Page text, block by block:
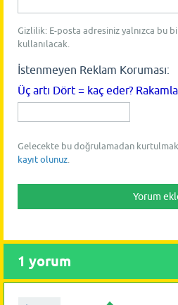
Gizlilik: E-posta adresiniz yalnızca bu
kullanılacak.
İstenmeyen Reklam Koruması:
Üç artı Dört = kaç eder? Rakamla
Gelecekte bu doğrulamadan
kayıt olunuz.
1 yorum